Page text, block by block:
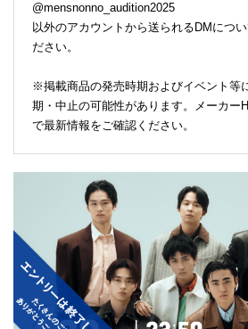
@mensnonno_audition2025
以外のアカウントから送られるDMにつ
ださい。
※掲載商品の発売時期およびイベント等
期・中止の可能性があります。メーカー
で最新情報をご確認ください。